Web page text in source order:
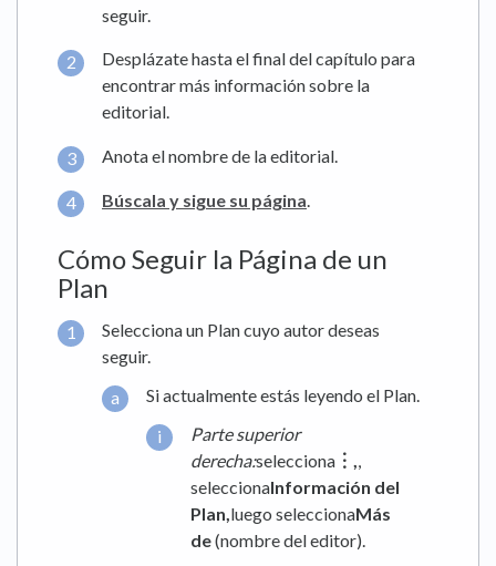
seguir.
Desplázate hasta el final del capítulo para
encontrar más información sobre la
editorial.
Anota el nombre de la editorial.
Búscala y sigue su página
Cómo Seguir la Página de un
Plan
Selecciona un Plan cuyo autor deseas
seguir.
Si actualmente estás leyendo el Plan.
Parte superior
derecha:selecciona ︙,
seleccionaInformación del
Plan, luego seleccionaMás
de(nombre del editor).